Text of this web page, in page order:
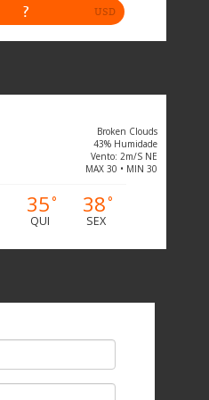
Broken Clouds
43% Humidade
Vento: 2m/s NE
MAX 30 • MIN 30
35°
QUI
38°
SEX